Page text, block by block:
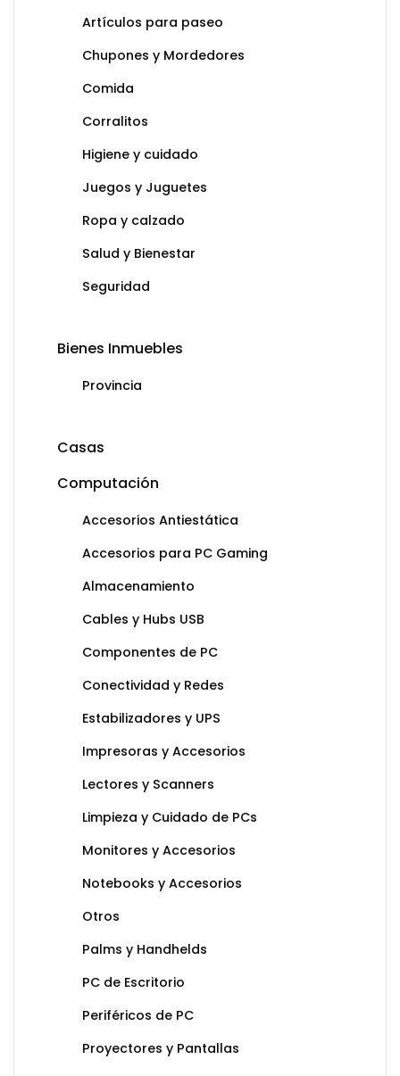
Artículos para paseo
Chupones y Mordedores
Comida
Corralitos
Higiene y cuidado
Juegos y Juguetes
Ropa y calzado
Salud y Bienestar
Seguridad
Bienes Inmuebles
Provincia
Casas
Computación
Accesorios Antiestática
Accesorios para PC Gaming
Almacenamiento
Cables y Hubs USB
Componentes de PC
Conectividad y Redes
Estabilizadores y UPS
Impresoras y Accesorios
Lectores y Scanners
Limpieza y Cuidado de PCs
Monitores y Accesorios
Notebooks y Accesorios
Otros
Palms y Handhelds
PC de Escritorio
Periféricos de PC
Proyectores y Pantallas